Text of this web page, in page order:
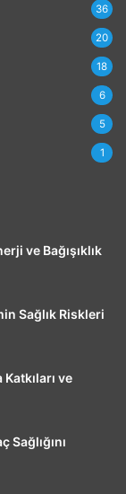
36
20
18
6
5
1
ve Bağışıklık
Sağlık Riskleri
ve
Sağlığını